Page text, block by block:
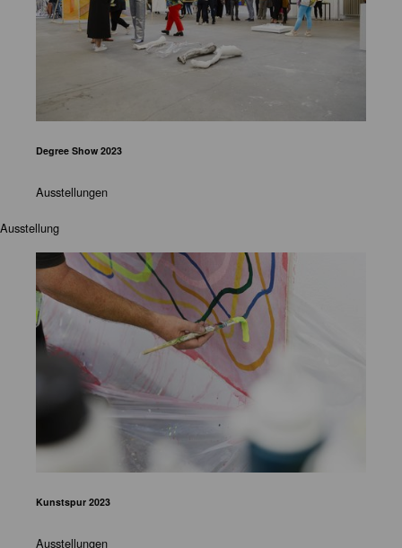
Degree Show 2023
Ausstellungen
Ausstellung
Kunstspur 2023
Ausstellungen